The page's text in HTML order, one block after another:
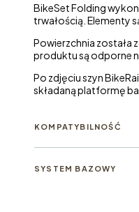
BikeSet Folding
trwałością. Elementy
Powierzchnia została
produktu są odporne
Po zdjęciu szyn
składaną platformę
KOMPATYBILNOŚĆ
SYSTEM BAZOWY